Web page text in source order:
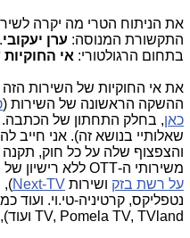
את הניתוח הטרי מה יקרה
התקשורת המנוסה: ערן יעקובי
בתחום הרגולטורי: אי
את אי החוקיות של השירות
ההשקה הראשונה של השירות (
כאן, בחלק התחתון של הכתבה.
והצפצוף שלה על כל חוק, תקנה
משירותי ה-OTT ללא רישיון של
על רשת בזק ושירות Next-TV
),
TV, Pomela TV, TVland ועוד), מהסיבות הבאות: